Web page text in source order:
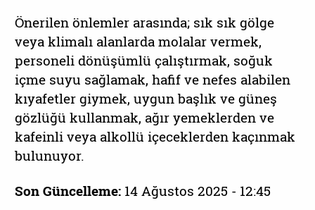
Önerilen önlemler arasında; sık sık gölge
veya klimalı alanlarda molalar vermek,
personeli dönüşümlü çalıştırmak, soğuk
içme suyu sağlamak, hafif ve nefes alabilen
kıyafetler giymek, uygun başlık ve güneş
gözlüğü kullanmak, ağır yemeklerden ve
kafeinli veya alkollü içeceklerden kaçınmak
bulunuyor.
Son Güncelleme: 14 Ağustos 2025 - 12:45